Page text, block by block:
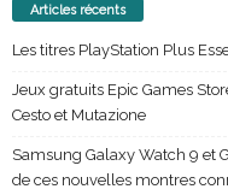
Articles récents
Les titres PlayStation Plus
Jeux gratuits Epic Games
Cesto et Mutazione
Samsung Galaxy Watch 9 et
de ces nouvelles montres